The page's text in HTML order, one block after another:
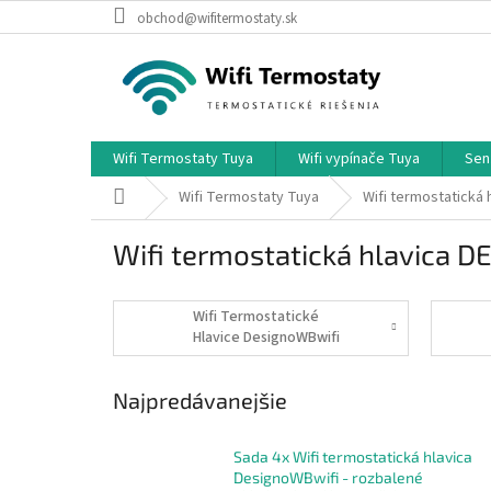
na
obchod@wifitermostaty.sk
Wifi Termostaty Tuya Wifi vypínače Tuya
DomovWifi Termostaty Tuya Wifi termostatická
Wifi termostatická hlavica
Wifi Termostatické
Hlavice DesignoWBwifi
Najpredávanejšie
Sada 4x Wifi termostatická hlavica
DesignoWBwifi - rozbalené